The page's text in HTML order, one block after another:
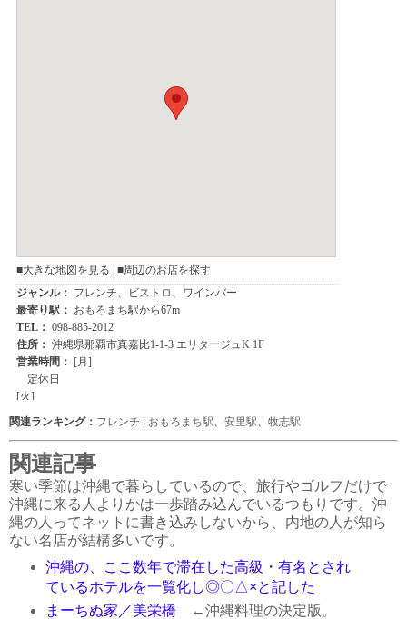
関連ランキング： フレンチ | おもろまち駅 安里駅 牧志駅
関連記事
寒い季節は沖縄で暮らしているので、旅行やゴルフだけで
沖縄に来る人よりかは一歩踏み込んでいるつもりです。沖
縄の人ってネットに書き込みしないから、内地の人が知ら
ない名店が結構多いです。
沖縄の、ここ数年で滞在した高級・有名とされ
ているホテルを一覧化し◎〇△×と記した
まーちぬ家／美栄橋 ←沖縄料理の決定版。